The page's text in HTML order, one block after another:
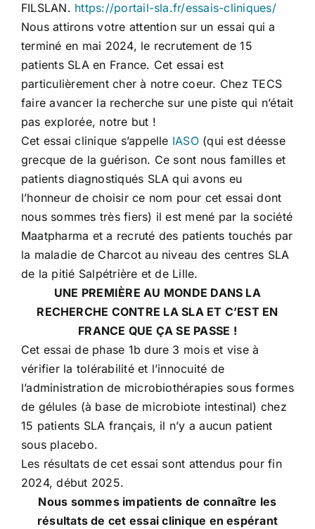
FILSLAN. https://portail-sla.fr/essais-cliniques/
Nous attirons votre attention sur un essai qui a
terminé en mai 2024, le recrutement de 15
patients SLA en France. Cet essai est
particulièrement cher à notre coeur. Chez TECS
faire avancer la recherche sur une piste qui n’était
pas explorée, notre but !
Cet essai clinique s’appelle IASO(qui est déesse
grecque de la guérison. Ce sont nous familles et
patients diagnostiqués SLA qui avons eu
l’honneur de choisir ce nom pour cet essai dont
nous sommes très fiers) il est mené par la société
Maatpharma et a recruté des patients touchés par
la maladie de Charcot au niveau des centres SLA
de la pitié Salpétrière et de Lille.
UNE PREMIÈRE AU MONDE DANS LA
RECHERCHE CONTRE LA SLA ET C’EST EN
FRANCE QUE ÇA SE PASSE !
Cet essai de phase 1b dure 3 mois et vise à
vérifier la tolérabilité et l’innocuité de
l’administration de microbiothérapies sous formes
de gélules (à base de microbiote intestinal) chez
15 patients SLA français, il n’y a aucun patient
sous placebo.
Les résultats de cet essai sont attendus pour fin
2024, début 2025.
Nous sommes impatients de connaître les
résultats de cet essai clinique en espérant